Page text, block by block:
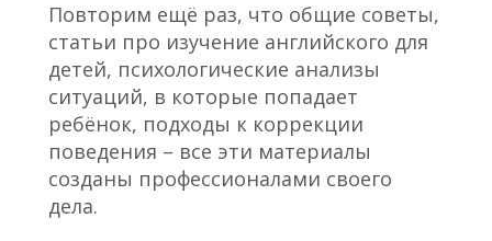
Повторим ещё раз, что общие советы,
статьи про изучение английского для
детей, психологические анализы
ситуаций, в которые попадает
ребёнок, подходы к коррекции
поведения – все эти материалы
созданы профессионалами своего
дела.